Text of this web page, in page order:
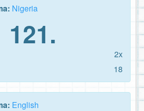
Nigeria
121.
2x
18
English